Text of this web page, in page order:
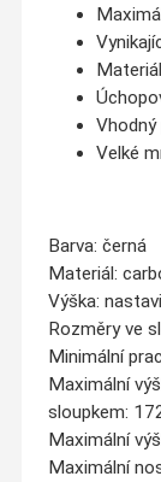
Velké
Barva: černá
Materiál:
Výška:
Rozměry ve
Minimální
Maximální
sloupkem:
Maximální
Maximální